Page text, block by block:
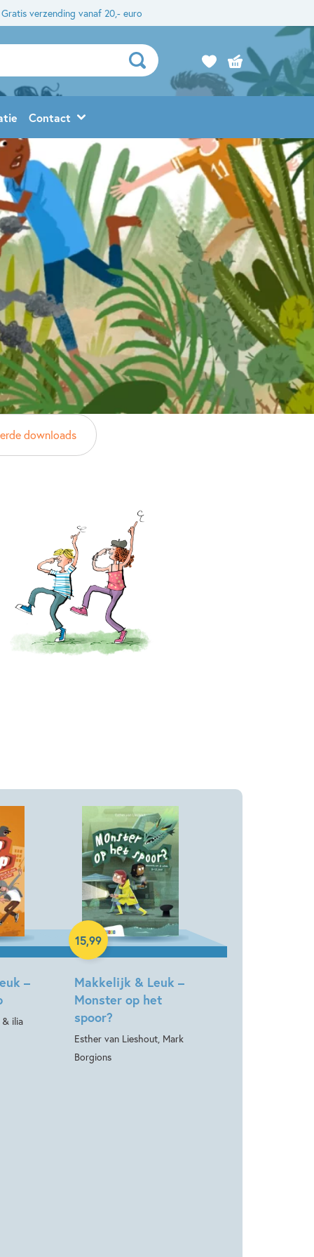
Gratis verzending vanaf 20,- euro
Contact
downloads
–
& ilia
Makkelijk & Leuk –
Monster op het
spoor?
Esther van Lieshout, Mark
Borgions
15,99
Hardcover